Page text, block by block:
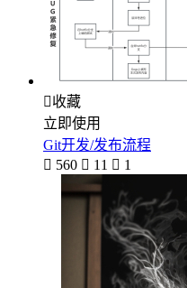
收藏
立即使用
Git开发/发布流程
 560  11  1